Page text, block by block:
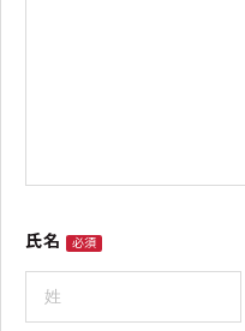
氏名 必須